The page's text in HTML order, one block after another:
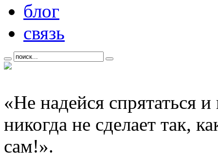
блог
связь
«Не надейся спрятаться
никогда не сделает так,
сам!».